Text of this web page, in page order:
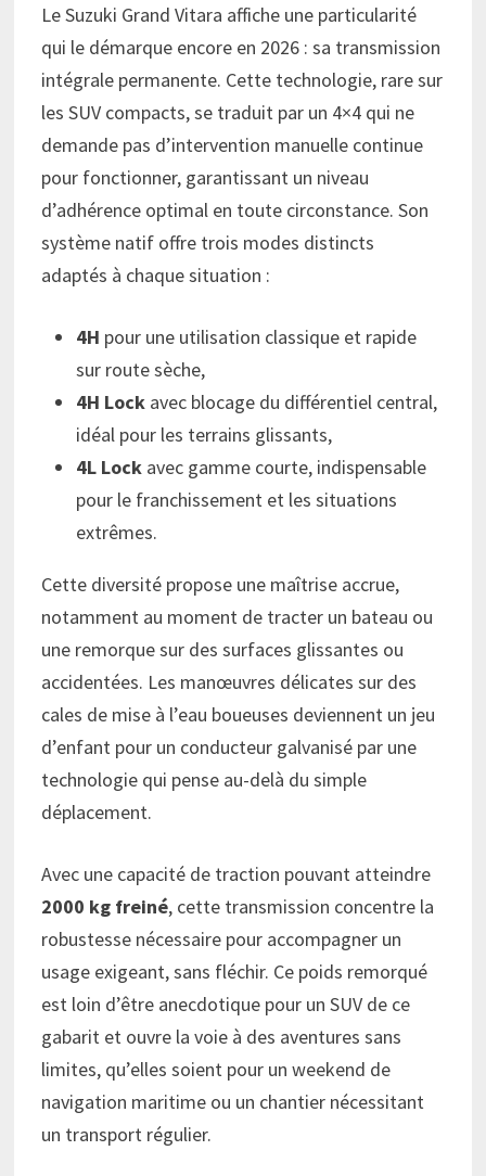
Le Suzuki Grand Vitara affiche une particularité
qui le démarque encore en 2026 : sa transmission
intégrale permanente. Cette technologie, rare sur
les SUV compacts, se traduit par un 4×4 qui ne
demande pas d’intervention manuelle continue
pour fonctionner, garantissant un niveau
d’adhérence optimal en toute circonstance. Son
système natif offre trois modes distincts
adaptés à chaque situation :
4H pour une utilisation classique et rapide
sur route sèche,
4H Lock avec blocage du différentiel central,
idéal pour les terrains glissants,
4L Lock avec gamme courte, indispensable
pour le franchissement et les situations
extrêmes.
Cette diversité propose une maîtrise accrue,
notamment au moment de tracter un bateau ou
une remorque sur des surfaces glissantes ou
accidentées. Les manœuvres délicates sur des
cales de mise à l’eau boueuses deviennent un jeu
d’enfant pour un conducteur galvanisé par une
technologie qui pense au-delà du simple
déplacement.
Avec une capacité de traction pouvant atteindre
2000 kg freiné, cette transmission concentre la
robustesse nécessaire pour accompagner un
usage exigeant, sans fléchir. Ce poids remorqué
est loin d’être anecdotique pour un SUV de ce
gabarit et ouvre la voie à des aventures sans
limites, qu’elles soient pour un weekend de
navigation maritime ou un chantier nécessitant
un transport régulier.